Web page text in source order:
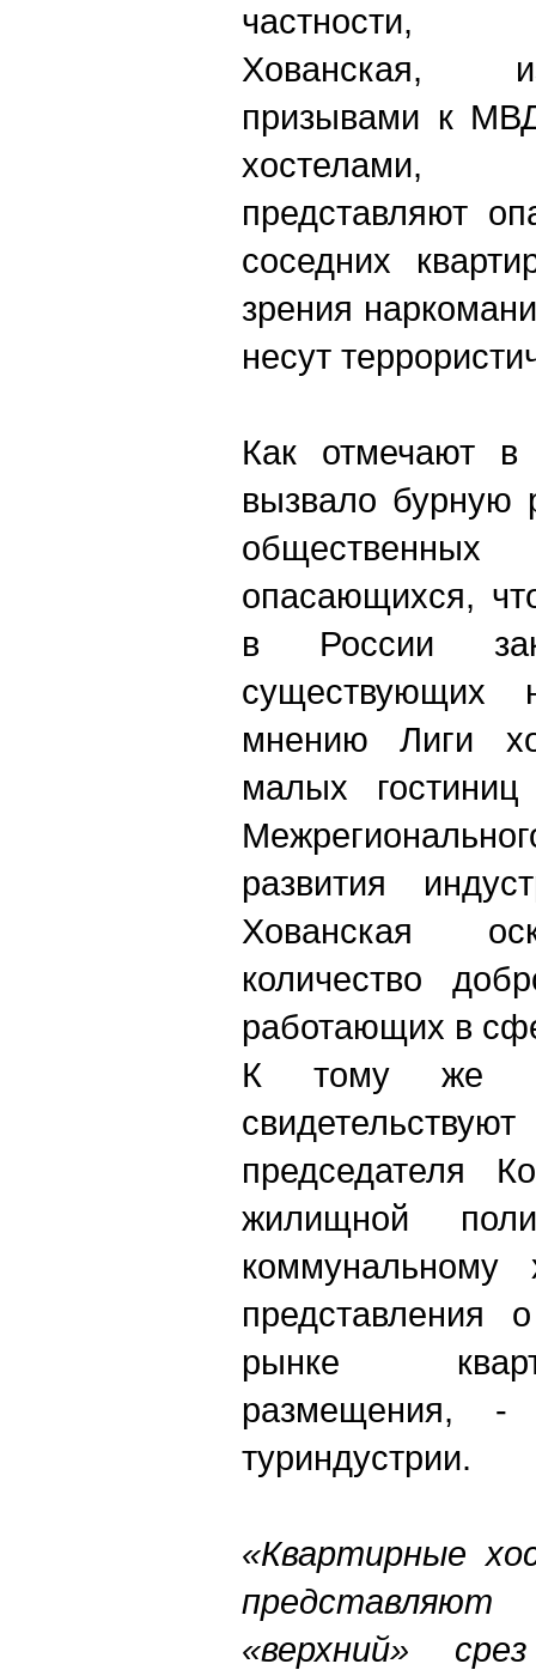
Хованская,
призывами к
хостелами,
представляют
соседних
зрения
несут
Как отмечают
вызвало бурную
опасающихся,
в России
существующих
мнению Лиги
малых
развития
Хованская
количество
работающих в
К тому же
председателя
жилищной
коммунальному
рынке
размещения,
туриндустрии.
«Квартирные
«верхний»